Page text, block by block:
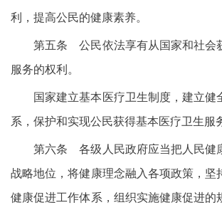
利，提高公民的健康素养。
第五条 公民依法享有从国家和社会
服务的权利。
国家建立基本医疗卫生制度，建立健
系，保护和实现公民获得基本医疗卫生服
第六条 各级人民政府应当把人民健
战略地位，将健康理念融入各项政策，坚
健康促进工作体系，组织实施健康促进的